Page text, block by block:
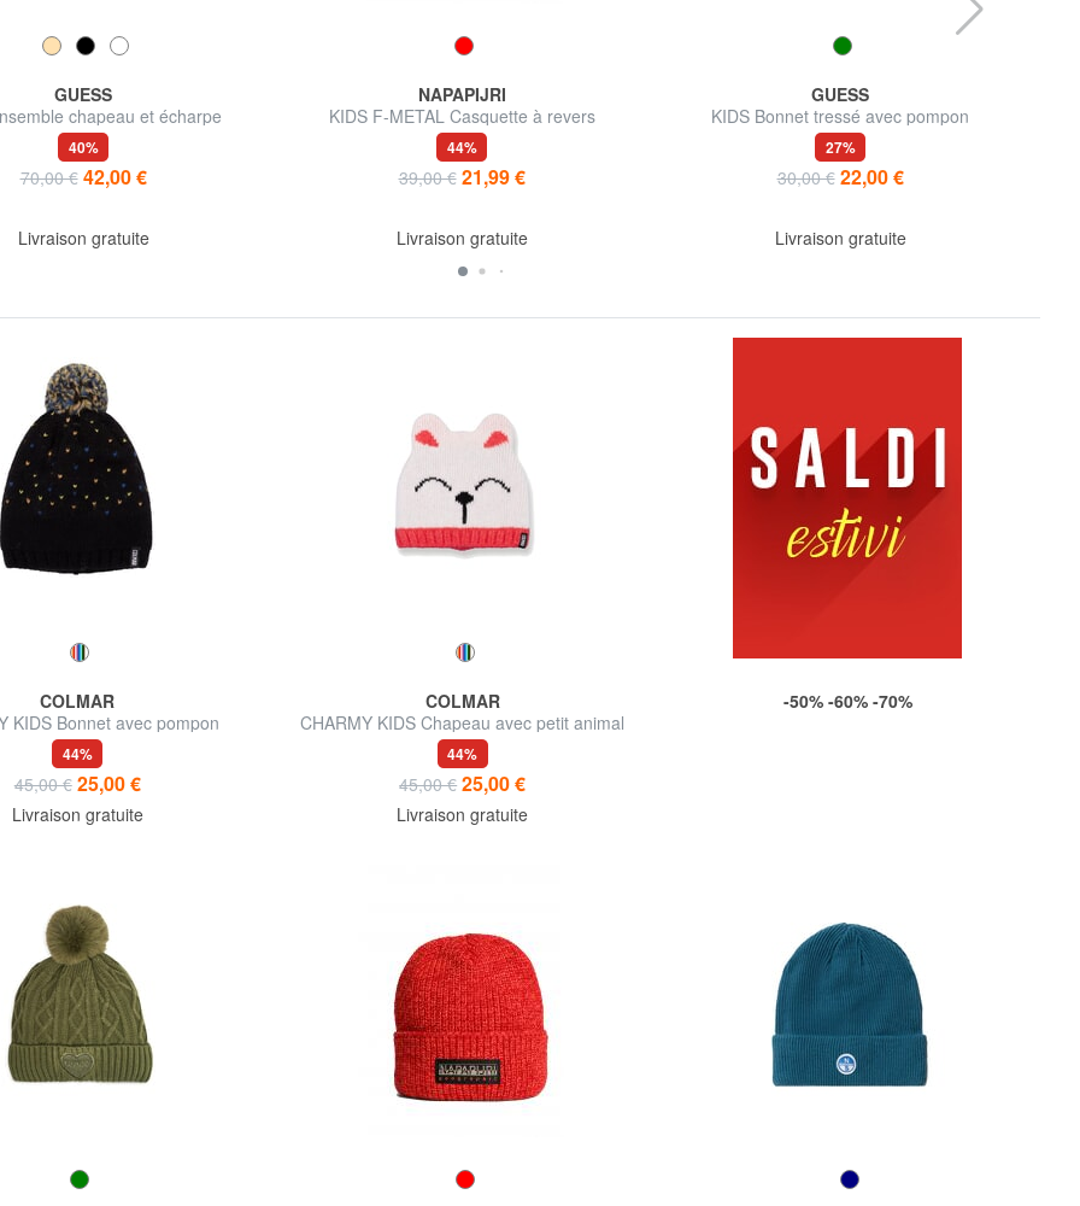
GUESS
chapeau et écharpe
40%
70,00 € 42,00 €
Livraison gratuite
NAPAPIJRI
KIDS F-METAL Casquette à revers
44%
39,00 € 21,99 €
Livraison gratuite
GUESS
KIDS Bonnet tressé avec pompon
27%
30,00 € 22,00 €
Livraison gratuite
COLMAR
KIDS Bonnet avec pompon
44%
45,00 € 25,00 €
Livraison gratuite
COLMAR
CHARMY KIDS Chapeau avec petit animal
44%
45,00 € 25,00 €
Livraison gratuite
-50% -60% -70%